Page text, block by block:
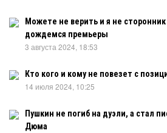
Можете не верить и я не
дождемся премьеры
3 августа 2024, 18:53
Кто кого и кому не повезет с
14 июля 2024, 10:25
Пушкин не погиб на дуэли, а стал
Дюма